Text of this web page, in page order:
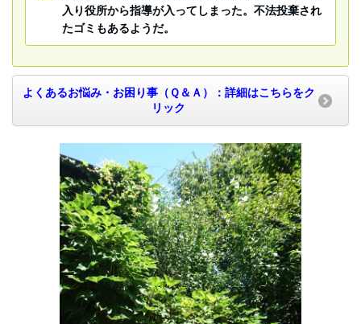
入り役所から指導が入ってしまった。不法投棄され
たゴミもあるようだ。
よくあるお悩み・お困り事（Ｑ＆Ａ）：詳細はこちらをク
リック